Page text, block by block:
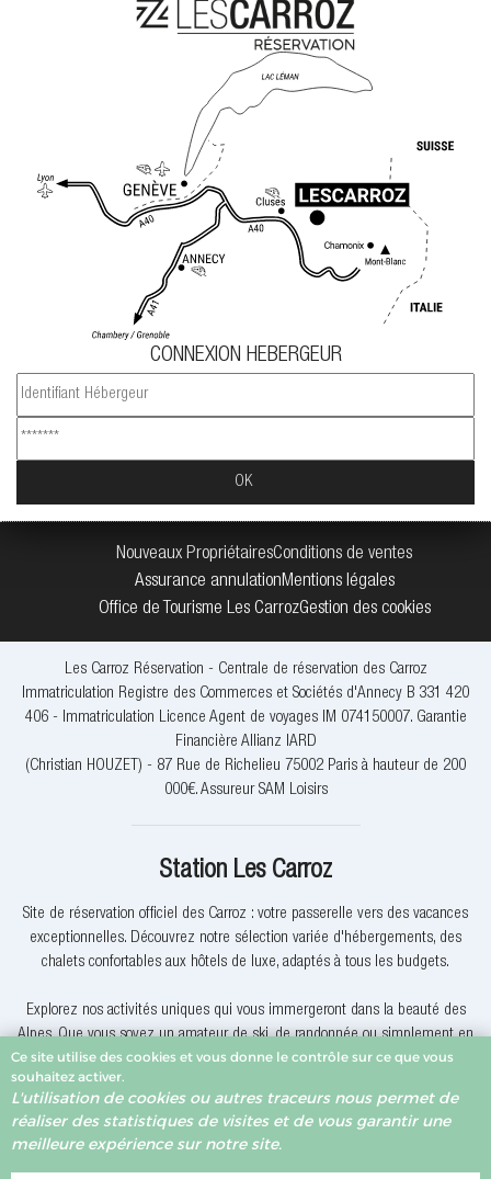
CONNEXION HEBERGEUR
Nouveaux PropriétairesConditions de ventes
Assurance annulationMentions légales
Office de Tourisme Les CarrozGestion des cookies
Les Carroz Réservation - Centrale de réservation des Carroz
Immatriculation Registre des Commerces et Sociétés d'Annecy B 331 420
406 - Immatriculation Licence Agent de voyages IM 074150007. Garantie
Financière Allianz IARD
(Christian HOUZET) - 87 Rue de Richelieu 75002 Paris à hauteur de 200
000€. Assureur SAM Loisirs
Station Les Carroz
Site de réservation officiel des Carroz : votre passerelle vers des vacances
exceptionnelles. Découvrez notre sélection variée d'hébergements, des
chalets confortables aux hôtels de luxe, adaptés à tous les budgets.
Explorez nos activités uniques qui vous immergeront dans la beauté des
Alpes. Que vous soyez un amateur de ski, de randonnée ou simplement en
quête de détente, nous avons quelque chose pour vous.
Pourquoi réserver avec nous? Nous offrons des offres exclusives, une
assistance client dévouée et la garantie du meilleur prix. Votre expérience
Ce site utilise des cookies et vous donne le contrôle sur ce que vous
souhaitez activer.
L'utilisation de cookies ou autres traceurs nous permet de
réaliser des statistiques de visites et de vous garantir une
meilleure expérience sur notre site.